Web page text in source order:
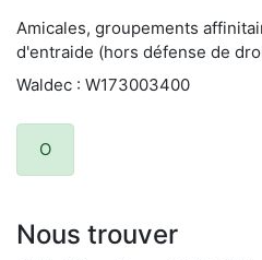
Amicales, groupements
d'entraide (hors défense de
Waldec : W173003400
O
Nous trouver